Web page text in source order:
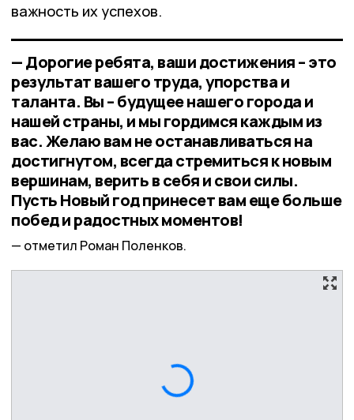
важность их успехов.
— Дорогие ребята, ваши достижения – это
результат вашего труда, упорства и
таланта. Вы – будущее нашего города и
нашей страны, и мы гордимся каждым из
вас. Желаю вам не останавливаться на
достигнутом, всегда стремиться к новым
вершинам, верить в себя и свои силы.
Пусть Новый год принесет вам еще больше
побед и радостных моментов!
отметил Роман Поленков.